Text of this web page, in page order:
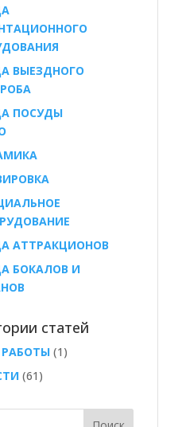
ВЫЕЗДНОГО
ПОСУДЫ
АТТРАКЦИОНОВ
БОКАЛОВ И
статей
(1)
(61)